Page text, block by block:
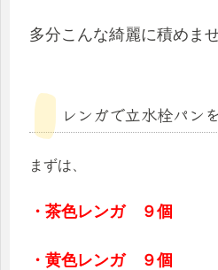
多分こんな綺麗に積めま
レンガで立水栓パン
まずは、
・茶色レンガ ９個
・黄色レンガ ９個